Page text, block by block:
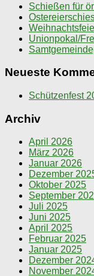
Schießen für
Unionpokal/
Neueste
Schützenfest
Archiv
April 2026
März 2026
Januar 2026
Dezember
Oktober 2025
September
Juli 2025
Juni 2025
April 2025
Februar 2025
Januar 2025
Dezember
November